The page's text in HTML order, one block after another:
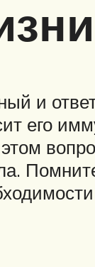
и
его